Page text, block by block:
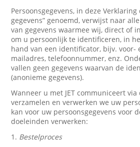
Persoonsgegevens, in deze Verklaring
gegevens” genoemd, verwijst naar
van gegevens waarmee wij, direct of
om u persoonlijk te identificeren, in
hand van een identificator, bijv. voor-
mailadres, telefoonnummer, enz.
vallen geen gegevens waarvan de
(anonieme gegevens).
Wanneer u met JET communiceert via
verzamelen en verwerken we uw
kan voor uw persoonsgegevens voor
doeleinden verwerken:
1. Bestelproces